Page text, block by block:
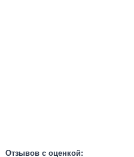
Отзывов с оценкой: